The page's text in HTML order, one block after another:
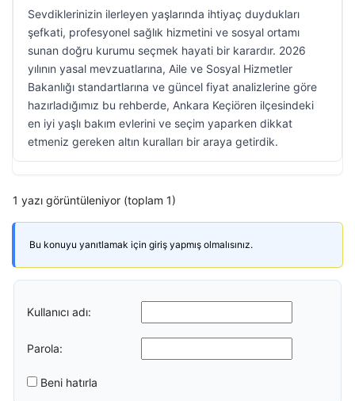
Sevdiklerinizin ilerleyen yaşlarında ihtiyaç duydukları
şefkati, profesyonel sağlık hizmetini ve sosyal ortamı
sunan doğru kurumu seçmek hayati bir karardır. 2026
yılının yasal mevzuatlarına, Aile ve Sosyal Hizmetler
Bakanlığı standartlarına ve güncel fiyat analizlerine göre
hazırladığımız bu rehberde, Ankara Keçiören ilçesindeki
en iyi yaşlı bakım evlerini ve seçim yaparken dikkat
etmeniz gereken altın kuralları bir araya getirdik.
1 yazı görüntüleniyor (toplam 1)
Bu konuyu yanıtlamak için giriş yapmış olmalısınız.
Kullanıcı adı:
Parola:
Beni hatırla